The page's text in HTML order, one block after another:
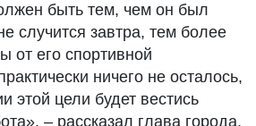
быть тем, чем он был
случится завтра, тем более
от его спортивной
ничего не осталось,
этой цели будет вестись
– рассказал глава города.